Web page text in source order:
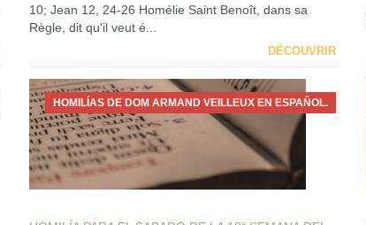
10; Jean 12, 24-26 Homélie Saint Benoît, dans sa
Règle, dit qu'il veut é...
DÉCOUVRIR
HOMILÍAS DE DOM ARMAND VEILLEUX EN ESPAÑOL.